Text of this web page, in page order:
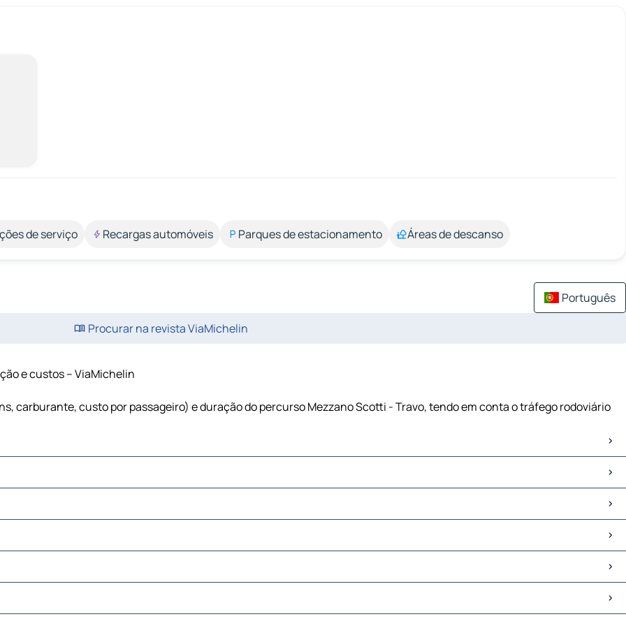
de serviço Recargas automóveis Parques de estacionamento Áreas de descanso
Português
Procurar na revista ViaMichelin
e custos – ViaMichelin
carburante, custo por passageiro) e duração do percurso Mezzano Scotti - Travo, tendo em conta o tráfego rodoviário